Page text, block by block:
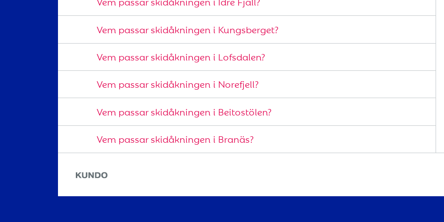
Vem passar skidåkningen i Kungsberget?
Vem passar skidåkningen i Lofsdalen?
Vem passar skidåkningen i Norefjell?
Vem passar skidåkningen i Beitostölen?
Vem passar skidåkningen i Branäs?